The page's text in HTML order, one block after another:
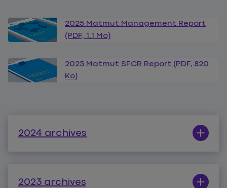
2025 Matmut Management Report
(PDF, 1.1 Mo)
2025 Matmut SFCR Report (PDF, 820
Ko)
2024 archives
2023 archives